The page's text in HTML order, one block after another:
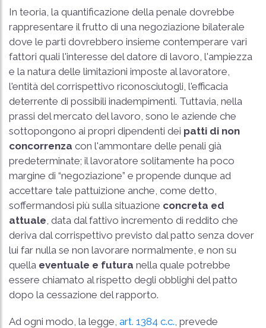
In teoria, la quantificazione della penale dovrebbe
rappresentare il frutto di una negoziazione bilaterale
dove le parti dovrebbero insieme contemperare vari
fattori quali l'interesse del datore di lavoro, l'ampiezza
e la natura delle limitazioni imposte al lavoratore,
l'entità del corrispettivo riconosciutogli, l'efficacia
deterrente di possibili inadempimenti. Tuttavia, nella
prassi del mercato del lavoro, sono le aziende che
sottopongono ai propri dipendenti dei patti di non
concorrenza con l'ammontare delle penali già
predeterminate; il lavoratore solitamente ha poco
margine di “negoziazione” e propende dunque ad
accettare tale pattuizione anche, come detto,
soffermandosi più sulla situazione concreta ed
attuale , data dal fattivo incremento di reddito che
deriva dal corrispettivo previsto dal patto senza dover
lui far nulla se non lavorare normalmente, e non su
quella eventuale e futura nella quale potrebbe
essere chiamato al rispetto degli obblighi del patto
dopo la cessazione del rapporto.
Ad ogni modo, la legge, art. 1384 c.c. , prevede